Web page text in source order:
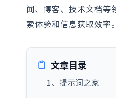
闻、博客、技术文档等
索体验和信息获取效率。
文章目录
1、提示词之家